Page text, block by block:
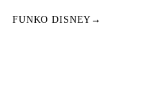
FUNKO DISNEY →